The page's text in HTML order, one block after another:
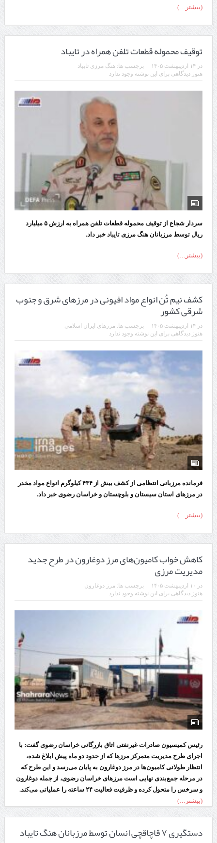
(بیشتر…)
توقیف محموله قطعات تلفن همراه در تایباد
در ۱۴ اردیبهشت ۱۴۰۵ برچسب ها: هنگ مرزی تایباد
هنوز دیدگاهی برای این نوشته وجود ندارد
سردار شجاع از توقیف محموله قطعات تلفن همراه به ارزش ۵ میلیارد
ریال توسط مرزبانان هنگ مرزی تایباد خبر داد.
(بیشتر…)
کشف نیم تُن انواع مواد افیونی در مرزهای شرق و جنوب
شرقی کشور
در ۱۴ اردیبهشت ۱۴۰۵ برچسب ها: مرز‌های ایران اسلامی
هنوز دیدگاهی برای این نوشته وجود ندارد
فرمانده مرزبانی انتظامی از کشف بیش از ۴۳۴ کیلوگرم انواع مواد مخدر
در مرزهای استان سیستان و بلوچستان و خراسان رضوی خبر داد.
(بیشتر…)
کاهش خواب کامیون‌های مرز دوغارون در طرح جدید
مدیریت مرزی
در ۱۰ اردیبهشت ۱۴۰۵ برچسب ها: مرز دوغارون
هنوز دیدگاهی برای این نوشته وجود ندارد
رئیس کمیسیون صادرات غیرنفتی اتاق بازرگانی خراسان رضوی گفت: با
اجرای طرح مدیریت متمرکز مرز‌ها که از حدود دو ماه پیش ابلاغ شده،
انتظار طولانی کامیون‌ها در مرز دوغارون به پایان می‌رسد و این طرح که
در مرحله جمع‌بندی نهایی است مرز‌های خراسان رضوی، از جمله دوغارون
و سرخس را متحول کرده و ظرفیت فعالیت ۲۴ ساعته را عملیاتی می‌کند.
(بیشتر…)
دستگیری ۷ قاچاقچی انسان توسط مرزبانان هنگ تایباد